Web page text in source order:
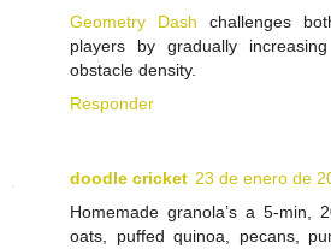
Geometry Dash challenges
players by gradually
obstacle density.
Responder
doodle cricket 23 de enero de
Homemade granola’s a 5-min,
oats, puffed quinoa, pecans,